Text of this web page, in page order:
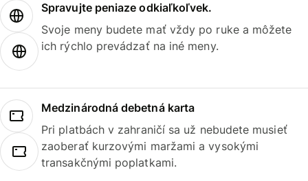
Spravujte peniaze odkiaľkoľvek.
Svoje meny budete mať vždy po ruke a môžete
ich rýchlo prevádzať na iné meny.
Medzinárodná debetná karta
Pri platbách v zahraničí sa už nebudete musieť
zaoberať kurzovými maržami a vysokými
transakčnými poplatkami.